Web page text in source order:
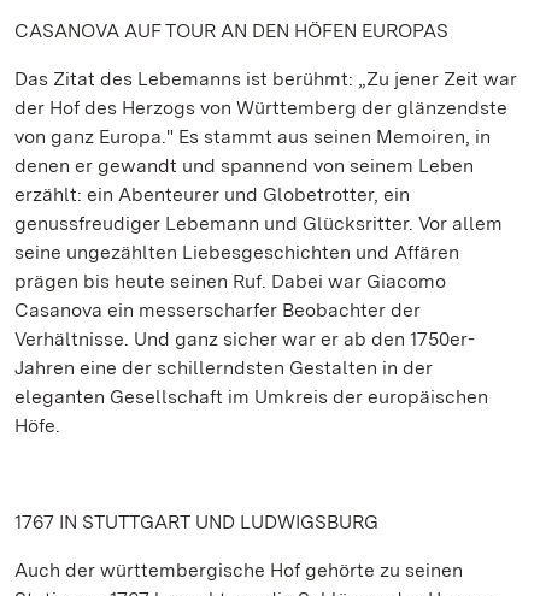
CASANOVA AUF TOUR AN DEN HÖFEN EUROPAS
Das Zitat des Lebemanns ist berühmt: „Zu jener Zeit war
der Hof des Herzogs von Württemberg der glänzendste
von ganz Europa." Es stammt aus seinen Memoiren, in
denen er gewandt und spannend von seinem Leben
erzählt: ein Abenteurer und Globetrotter, ein
genussfreudiger Lebemann und Glücksritter. Vor allem
seine ungezählten Liebesgeschichten und Affären
prägen bis heute seinen Ruf. Dabei war Giacomo
Casanova ein messerscharfer Beobachter der
Verhältnisse. Und ganz sicher war er ab den 1750er-
Jahren eine der schillerndsten Gestalten in der
eleganten Gesellschaft im Umkreis der europäischen
Höfe.
1767 IN STUTTGART UND LUDWIGSBURG
Auch der württembergische Hof gehörte zu seinen